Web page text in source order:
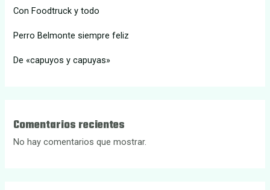
Con Foodtruck y todo
Perro Belmonte siempre feliz
De «capuyos y capuyas»
Comentarios recientes
No hay comentarios que mostrar.